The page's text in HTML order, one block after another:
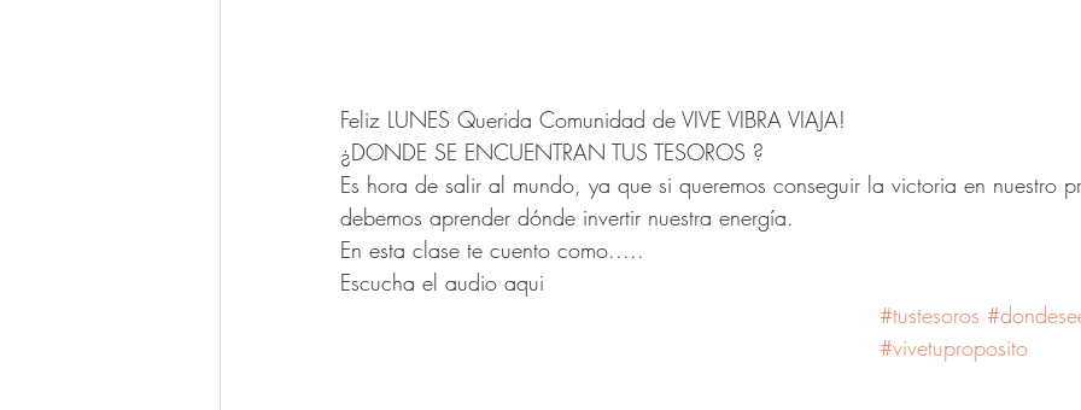
Feliz LUNES Querida Comunidad de VIVE VIBRA VIAJA!
¿DONDE SE ENCUENTRAN TUS TESOROS ?
Es hora de salir al mundo, ya que si queremos conseguir la victoria en nuestro
debemos aprender dónde invertir nuestra energía.
En esta clase te cuento como.....
Escucha el audio aqui
#tustesoros
#vivetuproposito